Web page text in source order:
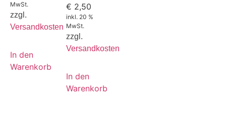
MwSt.
zzgl.
Versandkosten
In den
Warenkorb
€ 2,50
inkl. 20 %
MwSt.
zzgl.
Versandkosten
In den
Warenkorb